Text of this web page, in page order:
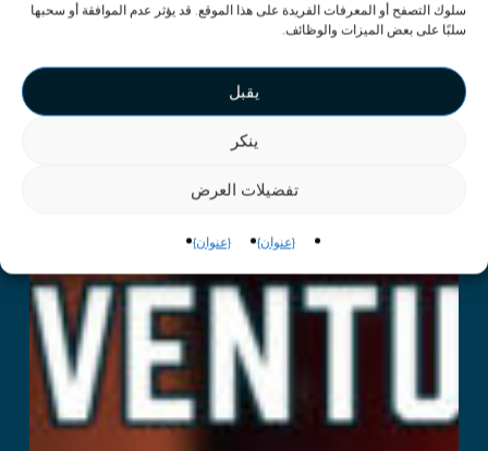
سلوك التصفح أو المعرفات الفريدة على هذا الموقع. قد يؤثر عدم الموافقة أو سحبها
سلبًا على بعض الميزات والوظائف.
يقبل
ينكر
تفضيلات العرض
{عنوان} {عنوان}